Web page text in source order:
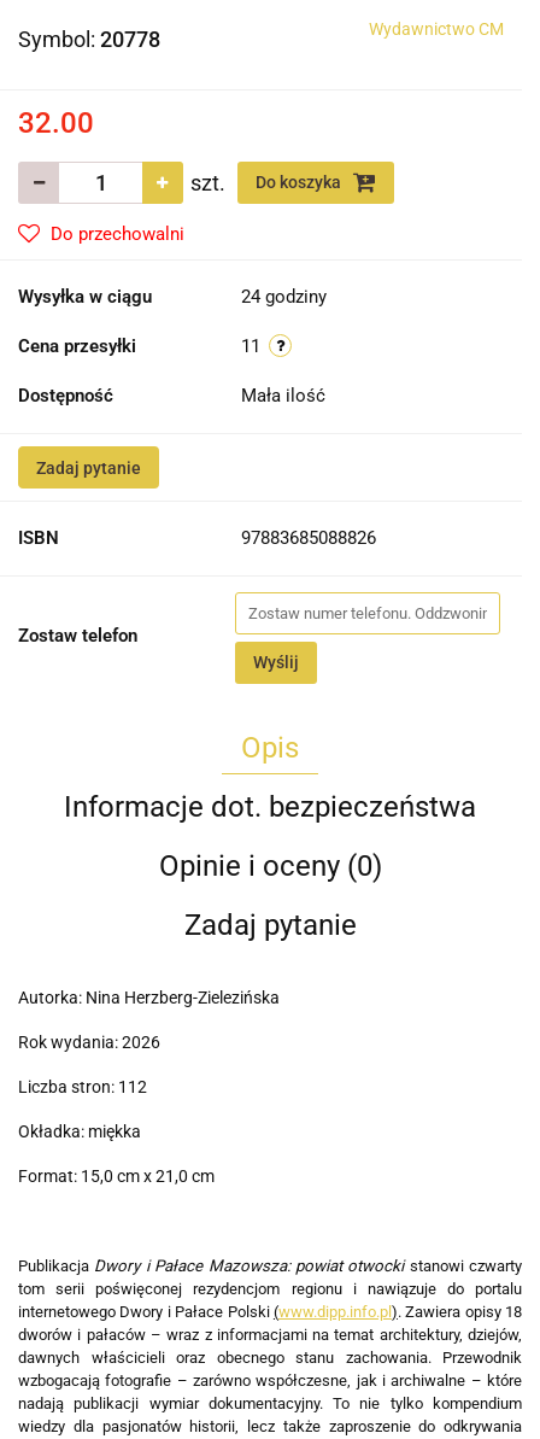
Symbol: 20778 Wydawnictwo CM
32.00
szt. Do koszyka
Do przechowalni
Wysyłka w ciągu 24 godziny
Cena przesyłki 11
Dostępność Mała ilość
Zadaj pytanie
ISBN 97883685088826
Zostaw telefon
Wyślij
Opis
Informacje dot. bezpieczeństwa
Opinie i oceny (0)
Zadaj pytanie
Autorka: Nina Herzberg-Zielezińska
Rok wydania: 2026
Liczba stron: 112
Okładka: miękka
Format: 15,0 cm x 21,0 cm
Publikacja Dwory i Pałace Mazowsza: powiat otwocki stanowi czwarty
tom serii poświęconej rezydencjom regionu i nawiązuje do portalu
internetowego Dwory i Pałace Polski (www.dipp.info.pl ). Zawiera opisy 18
dworów i pałaców – wraz z informacjami na temat architektury, dziejów,
dawnych właścicieli oraz obecnego stanu zachowania. Przewodnik
wzbogacają fotografie – zarówno współczesne, jak i archiwalne – które
nadają publikacji wymiar dokumentacyjny. To nie tylko kompendium
wiedzy dla pasjonatów historii, lecz także zaproszenie do odkrywania